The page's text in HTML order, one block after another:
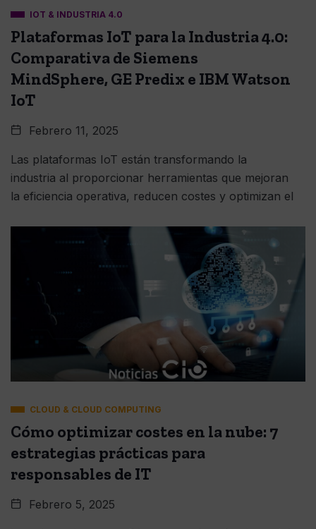
IOT & INDUSTRIA 4.0
Plataformas IoT para la Industria 4.0:
Comparativa de Siemens
MindSphere, GE Predix e IBM Watson
IoT
Febrero 11, 2025
Las plataformas IoT están transformando la
industria al proporcionar herramientas que mejoran
la eficiencia operativa, reducen costes y optimizan el
CLOUD & CLOUD COMPUTING
Cómo optimizar costes en la nube: 7
estrategias prácticas para
responsables de IT
Febrero 5, 2025